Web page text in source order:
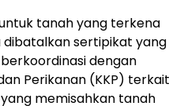
tanah yang terkena
dibatalkan sertipikat yang
dengan
Perikanan (KKP) terkait
memisahkan tanah